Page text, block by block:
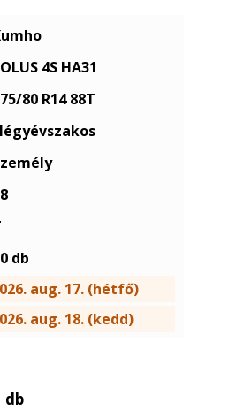
4S HA31
80 R14 88T
db
aug. 17. (hétfő)
aug. 18. (kedd)
db